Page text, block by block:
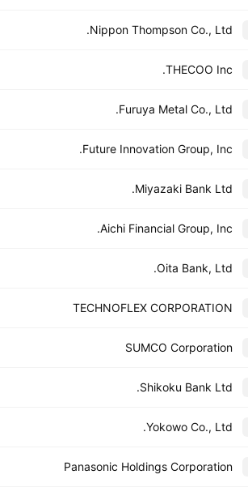
Nippon Thompson Co., Ltd.
THECOO Inc.
Furuya Metal Co., Ltd.
Future Innovation Group, Inc.
Miyazaki Bank Ltd.
Aichi Financial Group, Inc.
Oita Bank, Ltd.
TECHNOFLEX CORPORATION
SUMCO Corporation
Shikoku Bank Ltd.
Yokowo Co., Ltd.
Panasonic Holdings Corporation